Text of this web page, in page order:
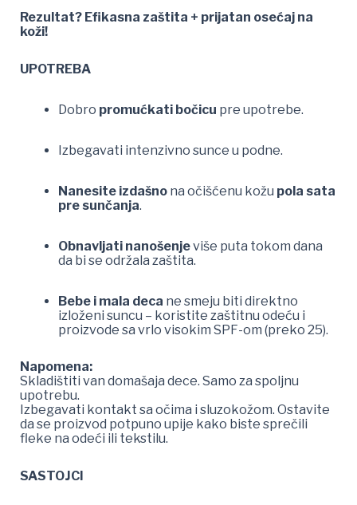
Rezultat? Efikasna zaštita + prijatan osećaj na
koži!
UPOTREBA
Dobro promućkati bočicu pre upotrebe.
Izbegavati intenzivno sunce u podne.
Nanesite izdašno na očišćenu kožu pola sata
pre sunčanja.
Obnavljati nanošenjeviše puta tokom dana
da bi se održala zaštita.
Bebe i mala deca ne smeju biti direktno
izloženi suncu – koristite zaštitnu odeću i
proizvode sa vrlo visokim SPF-om (preko 25).
Napomena:
Skladištiti van domašaja dece. Samo za spoljnu
upotrebu.
Izbegavati kontakt sa očima i sluzokožom. Ostavite
da se proizvod potpuno upije kako biste sprečili
fleke na odeći ili tekstilu.
SASTOJCI